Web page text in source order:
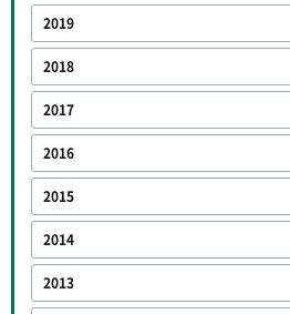
2019
2018
2017
2016
2015
2014
2013